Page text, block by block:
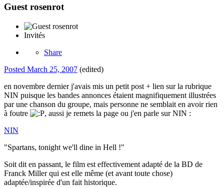
Guest rosenrot
Invités
Share
Posted March 25, 2007 (edited)
en novembre dernier j'avais mis un petit post + lien sur la rubrique
NIN puisque les bandes annonces étaient magnifiquement illustrées
par une chanson du groupe, mais personne ne semblait en avoir rien
à foutre
, aussi je remets la page ou j'en parle sur NIN :
NIN
"Spartans, tonight we'll dine in Hell !"
Soit dit en passant, le film est effectivement adapté de la BD de
Franck Miller qui est elle même (et avant toute chose)
adaptée/inspirée d'un fait historique.